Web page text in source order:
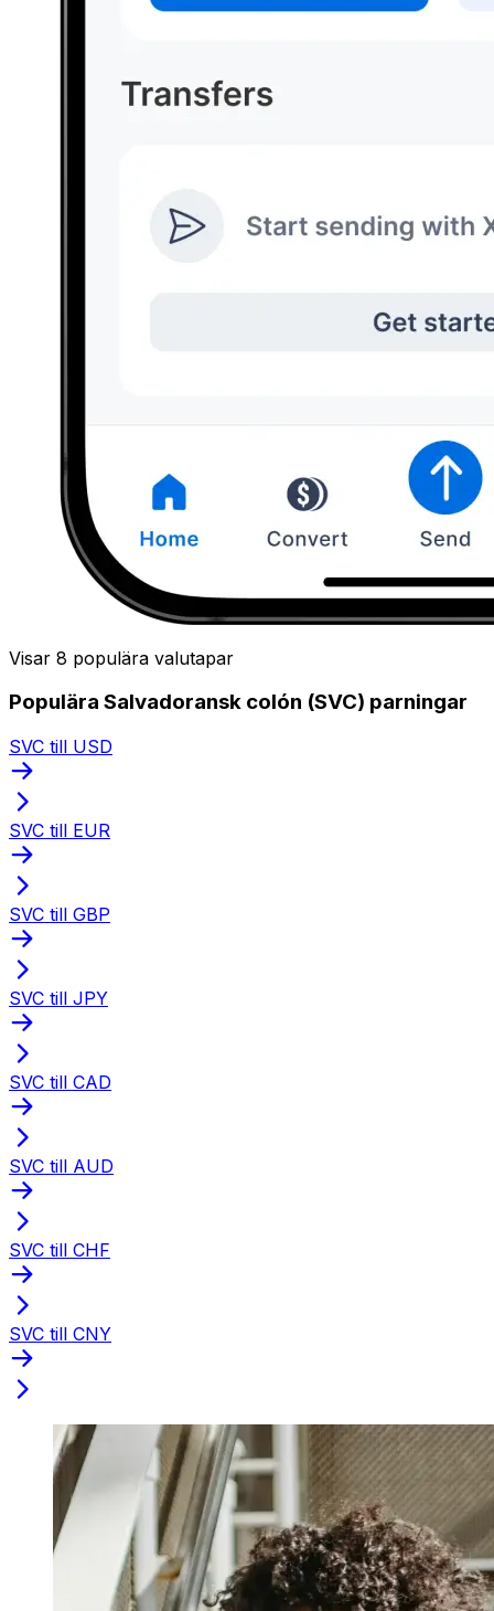
Visar 8 populära valutapar
Populära Salvadoransk colón (SVC) parningar
SVC till USD
SVC till EUR
SVC till GBP
SVC till JPY
SVC till CAD
SVC till AUD
SVC till CHF
SVC till CNY